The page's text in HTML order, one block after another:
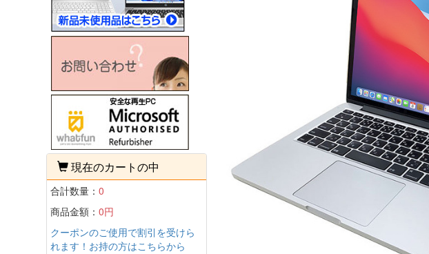
現在のカートの中
合計数量： 0
商品金額： 0円
クーポンのご使用で割引を受けら
れます！お持の方はこちらから